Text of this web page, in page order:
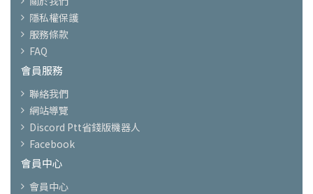
隱私權保護
服務條款
FAQ
會員服務
聯絡我們
網站導覽
Discord Ptt省錢版機器人
Facebook
會員中心
會員中心